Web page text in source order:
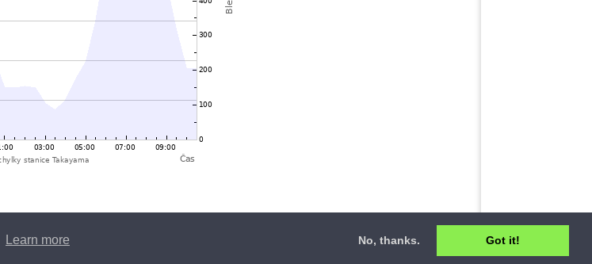
Learn more No, thanks. Got it!